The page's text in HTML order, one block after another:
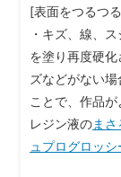
[表面をつるつ
・キズ、線、
を塗り再度硬
ズなどがない
ことで、作品
レジン液のま
ュプログロッ